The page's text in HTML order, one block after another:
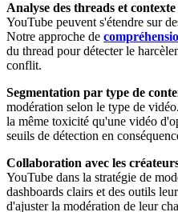
Analyse des threads et
YouTube peuvent s'étendre sur
Notre approche de
du thread pour détecter le
conflit.
Segmentation par type de
modération selon le type de
la même toxicité qu'une vidéo
seuils de détection en
Collaboration avec les
YouTube dans la stratégie de
dashboards clairs et des outils
d'ajuster la modération de leur